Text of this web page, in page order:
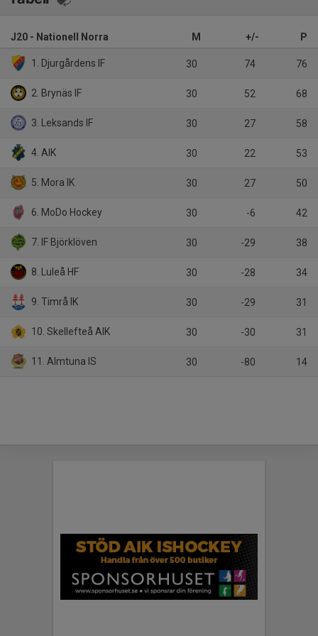
J20 - Nationell Norra M +/- P
1. Djurgårdens IF 30 74 76
2. Brynäs IF 30 52 68
3. Leksands IF 30 27 58
4. AIK 30 22 53
5. Mora IK 30 27 50
6. MoDo Hockey 30 -6 42
7. IF Björklöven 30 -29 38
8. Luleå HF 30 -28 34
9. Timrå IK 30 -29 31
10. Skellefteå AIK 30 -30 31
11. Almtuna IS 30 -80 14